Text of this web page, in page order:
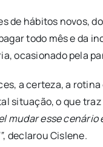
de hábitos novos,
todo mês e da
ocasionado pela
a certeza, a
situação, o que
mudar esse
, declarou Cislene.